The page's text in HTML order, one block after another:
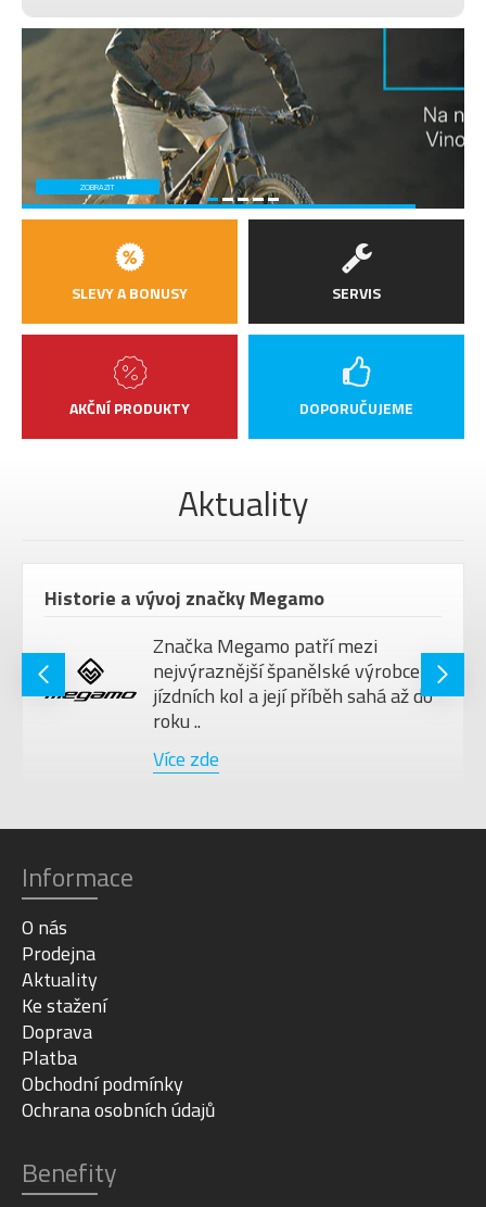
BRZDA
(ZADNÍ)
Sram Force AXS, Centerline X,
180mm, 2-pístová kotoučová
brzda
PLÁŠTĚ
Vittoria Terreno T50 Mixxed
50c
SADA
ZAPLETENÝCH Vision TC45 i30 XDR
ŘÍDÍTKA
Gravel Adventure Carbon Full
Integratted Internal Cable
Routing
SEDLOVKA
Megamo Carbon Ø 27.2 mm
130 kg
Pop Green
ZOBRAZIT
SLEVY A BONUSY
AKČNÍ PRODUKTY
SERVIS
DOPORUČUJEME
Aktuality
Historie a vývoj značky Megamo
Značka Megamo patří mezi
nejvýraznější španělské výrobce
jízdních kol a její příběh sahá až do
roku ..
Více zde
Informace
O nás
Prodejna
Aktuality
Ke stažení
Doprava
Platba
Obchodní podmínky
Ochrana osobních údajů
Benefity